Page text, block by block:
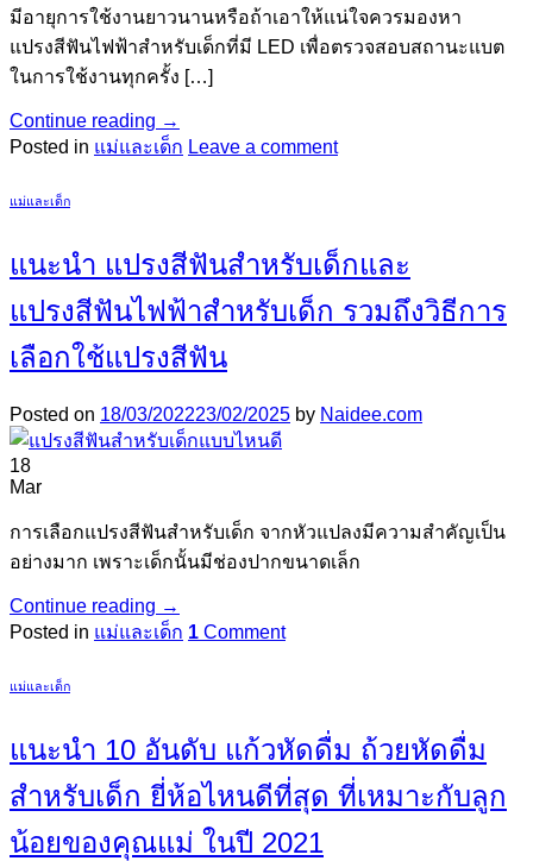
มีอายุการใช้งานยาวนานหรือถ้าเอาให้แน่ใจควรมองหา
แปรงสีฟันไฟฟ้าสำหรับเด็กที่มี LED เพื่อตรวจสอบสถานะแบต
ในการใช้งานทุกครั้ง […]
Continue reading →
Posted in แม่และเด็ก Leave a comment
แม่และเด็ก
แนะนำ แปรงสีฟันสำหรับเด็กและ
แปรงสีฟันไฟฟ้าสำหรับเด็ก รวมถึงวิธีการ
เลือกใช้แปรงสีฟัน
Posted on 18/03/202223/02/2025 by Naidee.com
18
Mar
การเลือกแปรงสีฟันสำหรับเด็ก จากหัวแปลงมีความสำคัญเป็น
อย่างมาก เพราะเด็กนั้นมีช่องปากขนาดเล็ก
Continue reading →
Posted in แม่และเด็ก 1 Comment
แม่และเด็ก
แนะนำ 10 อันดับ แก้วหัดดื่ม ถ้วยหัดดื่ม
สำหรับเด็ก ยี่ห้อไหนดีที่สุด ที่เหมาะกับลูก
น้อยของคุณแม่ ในปี 2021